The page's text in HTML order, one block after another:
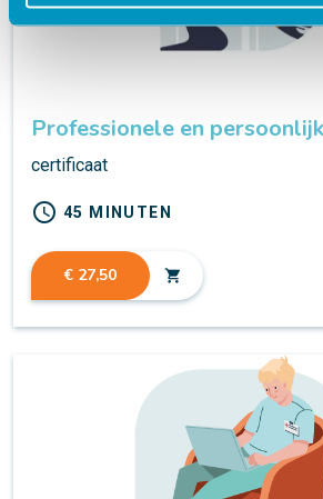
Professionele en
certificaat
schedule 45 MINUTEN
€ 27,50 shopping_cart